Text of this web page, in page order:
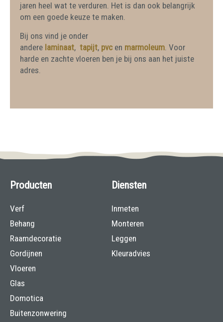
jaren heel wat te verduren. Het is dan ook belangrijk
om een goede keuze te maken.
Bij ons vind je onder
andere laminaat, tapijt, pvc en marmoleum. Voor
harde en zachte vloeren ben je bij ons aan het juiste
adres.
Producten
Verf
Behang
Raamdecoratie
Gordijnen
Vloeren
Glas
Domotica
Buitenzonwering
Diensten
Inmeten
Monteren
Leggen
Kleuradvies